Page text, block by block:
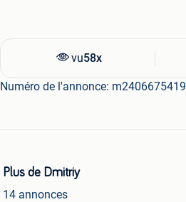
vu58x
Numéro de l'annonce: m2406675419
Plus de Dmitriy
14 annonces